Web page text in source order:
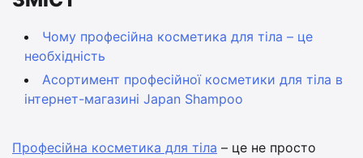
Чому професійна косметика для тіла – це
необхідність
Асортимент професійної косметики для тіла в
інтернет-магазині Japan Shampoo
Професійна косметика для тіла – це не просто